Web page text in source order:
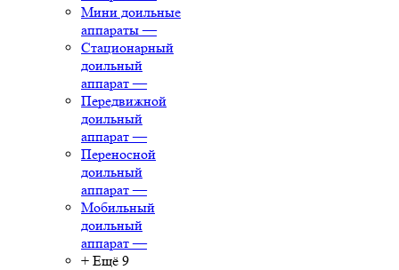
Мини доильные
аппараты —
Стационарный
доильный
аппарат —
Передвижной
доильный
аппарат —
Переносной
доильный
аппарат —
Мобильный
доильный
аппарат —
+ Ещё 9